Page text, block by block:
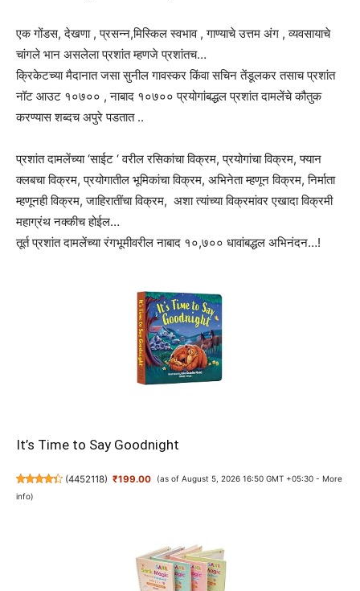
एक गोंडस, देखणा , प्रसन्न,मिस्किल स्वभाव , गाण्याचे उत्तम अंग , व्यवसायाचे
चांगले भान असलेला प्रशांत म्हणजे प्रशांतच…
क्रिकेटच्या मैदानात जसा सुनील गावस्कर किंवा सचिन तेंडूलकर तसाच प्रशांत
नॉट आउट १०७०० , नाबाद १०७०० प्रयोगांबद्धल प्रशांत दामलेंचे कौतुक
करण्यास शब्दच अपुरे पडतात ..
प्रशांत दामलेंच्या ‘साईट ‘ वरील रसिकांचा विक्रम, प्रयोगांचा विक्रम, फ्यान
क्लबचा विक्रम, प्रयोगातील भूमिकांचा विक्रम, अभिनेता म्हणून विक्रम, निर्माता
म्हणूनही विक्रम, जाहिरातींचा विक्रम, अशा त्यांच्या विक्रमांवर एखादा विक्रमी
महाग्रंथ नक्कीच होईल…
तूर्त प्रशांत दामलेंच्या रंगभूमीवरील नाबाद १०,७०० धावांबद्धल अभिनंदन…!
It’s Time to Say Goodnight
(4452118) ₹199.00 (as of August 5, 2026 16:50 GMT +05:30 - More
info)